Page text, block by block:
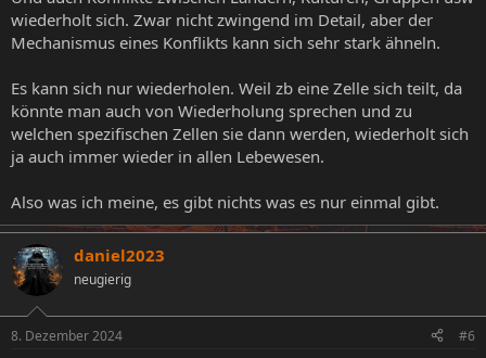
wiederholt sich. Zwar nicht zwingend im Detail, aber der
Mechanismus eines Konflikts kann sich sehr stark ähneln.
Es kann sich nur wiederholen. Weil zb eine Zelle sich teilt, da
könnte man auch von Wiederholung sprechen und zu
welchen spezifischen Zellen sie dann werden, wiederholt sich
ja auch immer wieder in allen Lebewesen.
Also was ich meine, es gibt nichts was es nur einmal gibt.
daniel2023
neugierig
8. Dezember 2024 #6